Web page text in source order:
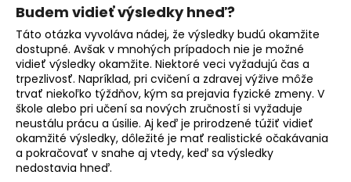
Budem vidieť výsledky hneď?
Táto otázka vyvoláva nádej, že výsledky budú okamžite
dostupné. Avšak v mnohých prípadoch nie je možné
vidieť výsledky okamžite. Niektoré veci vyžadujú čas a
trpezlivosť. Napríklad, pri cvičení a zdravej výžive môže
trvať niekoľko týždňov, kým sa prejavia fyzické zmeny. V
škole alebo pri učení sa nových zručností si vyžaduje
neustálu prácu a úsilie. Aj keď je prirodzené túžiť vidieť
okamžité výsledky, dôležité je mať realistické očakávania
a pokračovať v snahe aj vtedy, keď sa výsledky
nedostavia hneď.